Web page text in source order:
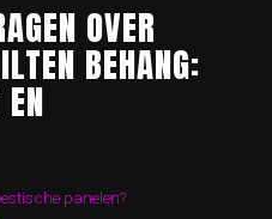
OVER
BEHANG:
panelen?